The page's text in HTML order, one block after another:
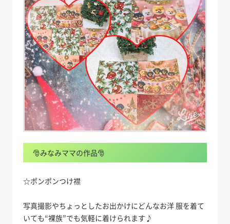
🎅みなみママの作品🎅
☆ポンポンつけ襟
写真撮影やちょっとしたお出かけにどんなお洋 服を着て
いても“裸族”でも気軽に着けられます♪